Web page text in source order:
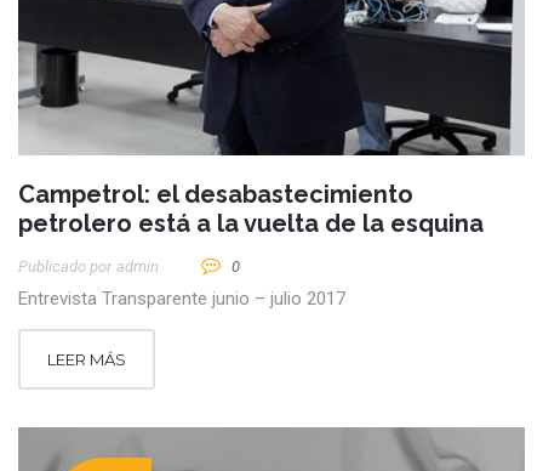
Campetrol: el desabastecimiento
petrolero está a la vuelta de la esquina
Publicado por Admin 0
Entrevista Transparente junio – julio 2017
LEER MÁS